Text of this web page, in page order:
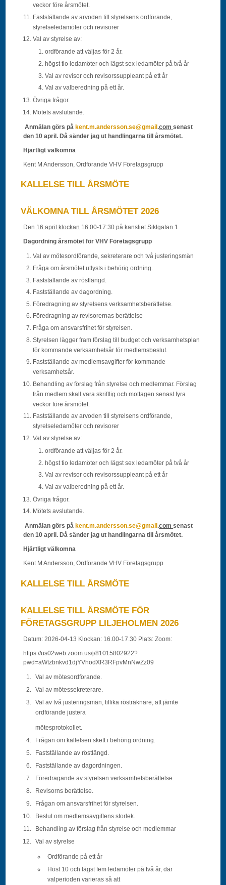
veckor före årsmötet.
Fastställande av arvoden till styrelsens ordförande,
styrelseledamöter och revisorer
Val av styrelse av:
ordförande att väljas för 2 år.
högst tio ledamöter och lägst sex ledamöter på två år
Val av revisor och revisorssuppleant på ett år
Val av valberedning på ett år.
Övriga frågor.
Mötets avslutande.
Anmälan görs påkent.m.andersson.se@gmail.comsenast
den 10 april. Då sänder jag ut handlingarna till årsmötet.
Hjärtligt välkomna
Kent M Andersson, Ordförande VHV Företagsgrupp
KALLELSE TILL ÅRSMÖTE
VÄLKOMNA TILL ÅRSMÖTET 2026
Den 16 april klockan 16.00-17:30 på kansliet Siktgatan 1
Dagordning årsmötet för VHV Företagsgrupp
Val av mötesordförande, sekreterare och två justeringsmän
Fråga om årsmötet utlysts i behörig ordning.
Fastställande av röstlängd.
Fastställande av dagordning.
Föredragning av styrelsens verksamhetsberättelse.
Föredragning av revisorernas berättelse
Fråga om ansvarsfrihet för styrelsen.
Styrelsen lägger fram förslag till budget och verksamhetsplan
för kommande verksamhetsår för medlemsbeslut.
Fastställande av medlemsavgifter för kommande
verksamhetsår.
Behandling av förslag från styrelse och medlemmar. Förslag
från medlem skall vara skriftlig och mottagen senast fyra
veckor före årsmötet.
Fastställande av arvoden till styrelsens ordförande,
styrelseledamöter och revisorer
Val av styrelse av:
ordförande att väljas för 2 år.
högst tio ledamöter och lägst sex ledamöter på två år
Val av revisor och revisorssuppleant på ett år
Val av valberedning på ett år.
Övriga frågor.
Mötets avslutande.
Anmälan görs på kent.m.andersson.se@gmail.comsenast
den 10 april. Då sänder jag ut handlingarna till årsmötet.
Hjärtligt välkomna
Kent M Andersson, Ordförande VHV Företagsgrupp
KALLELSE TILL ÅRSMÖTE
KALLELSE TILL ÅRSMÖTE FÖR
FÖRETAGSGRUPP LILJEHOLMEN 2026
Datum: 2026-04-13 Klockan: 16.00-17.30 Plats: Zoom:
https://us02web.zoom.us/j/81015802922?
pwd=aWtzbnkvd1djYVhodXR3RFpvMnNwZz09
Val av mötesordförande.
Val av mötessekreterare.
Val av två justeringsmän, tillika rösträknare, att jämte
ordförande justera
mötesprotokollet.
Frågan om kallelsen skett i behörig ordning.
Fastställande av röstlängd.
Fastställande av dagordningen.
Föredragande av styrelsen verksamhetsberättelse.
Revisorns berättelse.
Frågan om ansvarsfrihet för styrelsen.
Beslut om medlemsavgiftens storlek.
Behandling av förslag från styrelse och medlemmar
Val av styrelse
Ordförande på ett år
Höst 10 och lägst fem ledamöter på två år, där
valperioden varieras så att